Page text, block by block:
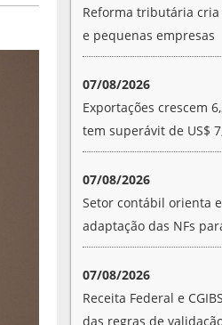
Reforma tributária
e pequenas empresas
07/08/2026
Exportações crescem
tem superávit de US$
07/08/2026
Setor contábil orienta
adaptação das NFs
07/08/2026
Receita Federal e
das regras de